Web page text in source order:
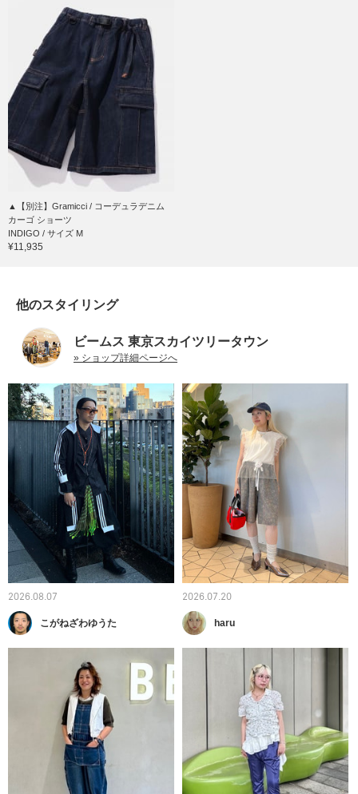
▲【別注】Gramicci / コーデュラデニム
カーゴ ショーツ
INDIGO / サイズ M
¥11,935
他のスタイリング
ビームス 東京スカイツリータウン
» ショップ詳細ページへ
2026.08.07
こがねざわゆうた
2026.07.20
haru